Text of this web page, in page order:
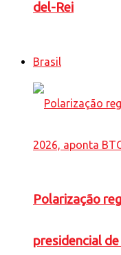
del-Rei
Brasil
Polarização
presidencial